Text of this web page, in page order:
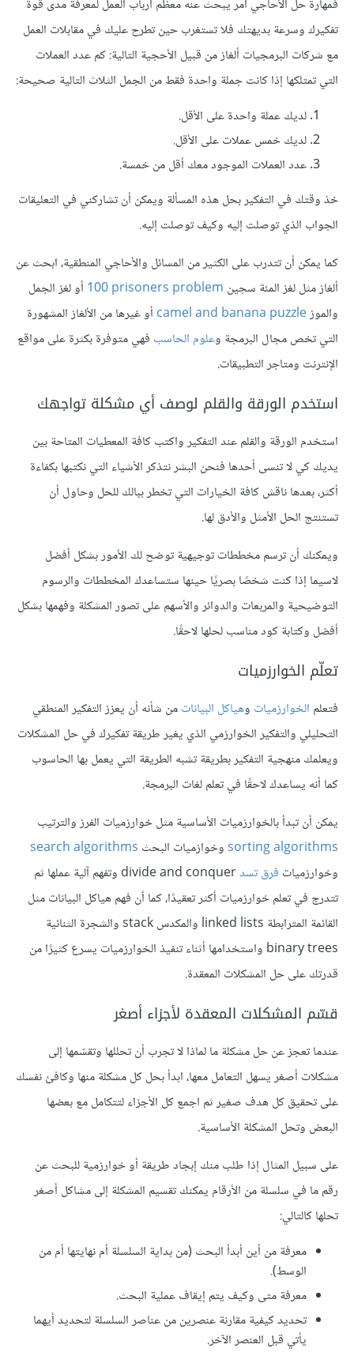
فمهارة حل الأحاجي أمر يبحث عنه معظم أرباب العمل لمعرفة مدى قوة
تفكيرك وسرعة بديهتك فلا تستغرب حين تطرح عليك في مقابلات العمل
مع شركات البرمجيات ألغاز من قبيل الأحجية التالية: كم عدد العملات
التي تمتلكها إذا كانت جملة واحدة فقط من الجمل الثلاث التالية صحيحة:
لديك عملة واحدة على الأقل.
لديك خمس عملات على الأقل.
عدد العملات الموجود معك أقل من خمسة.
خذ وقتك في التفكير بحل هذه المسألة ويمكن أن تشاركني في التعليقات
الجواب الذي توصلت إليه وكيف توصلت إليه.
كما يمكن أن تتدرب على الكثير من المسائل والأحاجي المنطقية، ابحث عن
ألغاز مثل لغز المئة سجين 100‎ prisoners problem أو لغز الجمل
والموزcamel and banana puzzle أو غيرها من الألغاز المشهورة
التي تخص مجال البرمجة وعلوم الحاسب فهي متوفرة بكثرة على مواقع
الإنترنت ومتاجر التطبيقات.
استخدم الورقة والقلم لوصف أي مشكلة تواجهك
استخدم الورقة والقلم عند التفكير واكتب كافة المعطيات المتاحة بين
يديك كي لا تنسى أحدها فنحن البشر نتذكر الأشياء التي نكتبها بكفاءة
أكثر، بعدها ناقش كافة الخيارات التي تخطر ببالك للحل وحاول أن
تستنتج الحل الأمثل والأدق لها.
ويمكنك أن ترسم مخططات توجيهية توضح لك الأمور بشكل أفضل
لاسيما إذا كنت شخصًا بصريًا حينها ستساعدك المخططات والرسوم
التوضيحية والمربعات والدوائر والأسهم على تصور المشكلة وفهمها بشكل
أفضل وكتابة كود مناسب لحلها لاحقًا.
تعلّم الخوارزميات
فتعلم الخوارزميات وهياكل البياناتمن شأنه أن يعزز التفكير المنطقي
التحليلي والتفكير الخوارزمي الذي يغير طريقة تفكيرك في حل المشكلات
ويعلمك منهجية التفكير بطريقة تشبه الطريقة التي يعمل بها الحاسوب
كما أنه يساعدك لاحقًا في تعلم لغات البرمجة.
يمكن أن تبدأ بالخوارزميات الأساسية مثل خوارزميات الفرز والترتيب
sorting algorithmsوخوازميات البحث search algorithms
وخوارزميات فرق تسد
divide and conquer وتفهم آلية عملها ثم
تتدرج في تعلم خوارزميات أكثر تعقيدًا، كما أن فهم هياكل البيانات مثل
القائمة المترابطة linked lists والمكدس stack والشجرة الثنائية
binary trees واستخدامها أثناء تنفيذ الخوارزميات يسرع كثيرًا من
قدرتك على حل المشكلات المعقدة.
قسّم المشكلات المعقدة لأجزاء أصغر
عندما تعجز عن حل مشكلة ما لماذا لا تجرب أن تحللها وتقسّمها إلى
مشكلات أصغر يسهل التعامل معها، ابدأ بحل كل مشكلة منها وكافئ نفسك
على تحقيق كل هدف صغير ثم اجمع كل الأجزاء لتتكامل مع بعضها
البعض وتحل المشكلة الأساسية.
على سبيل المثال إذا طلب منك إبجاد طريقة أوخوارزمية للبحثعن
رقم ما في سلسلة من الأرقام يمكنك تقسيم المشكلة إلى مشاكل أصغر
تحلها كالتالي:
معرفة من أين أبدأ البحث (من بداية السلسلة أم نهايتها أم من
الوسط).
معرفة متى وكيف يتم إيقاف عملية البحث.
تحديد كيفية مقارنة عنصرين من عناصر السلسلة لتحديد أيهما
يأتي قبل العنصر الآخر.